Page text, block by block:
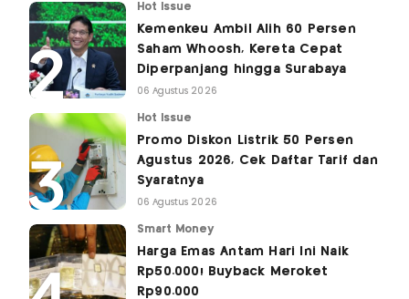
Hot Issue
Kemenkeu Ambil Alih 60 Persen
Saham Whoosh, Kereta Cepat
Diperpanjang hingga Surabaya
06 Agustus 2026
Hot Issue
Promo Diskon Listrik 50 Persen
Agustus 2026, Cek Daftar Tarif dan
Syaratnya
06 Agustus 2026
Smart Money
Harga Emas Antam Hari Ini Naik
Rp50.000! Buyback Meroket
Rp90.000